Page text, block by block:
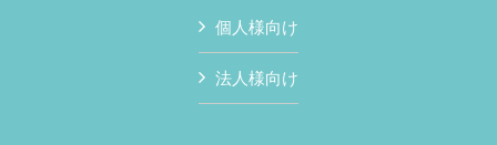
個人様向け
法人様向け